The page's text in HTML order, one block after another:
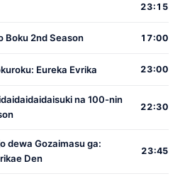
23:15
Boku 2nd Season 17:00
Eureka Evrika 23:00
na 100-nin
22:30
dewa Gozaimasu ga:
Den
23:45